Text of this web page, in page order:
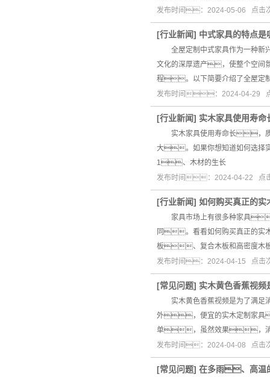
发布时间：2024-05-06 点
[行业新闻] 中式家具的特点是
全屋定制中式家具作为一种
文化的深厚遗产，使整个空间
程。以下简要介绍了全屋定
发布时间：2024-04-29
[行业新闻] 实木家具使用寿
实木家具使用寿命长，质
大。如果你想知道如何选
1、木材的生长
发布时间：2024-04-22 点
[行业新闻] 如何购买真正的
家具市场上有很多种家具
同。看看如何购买真正
板、复合木板和高密度
发布时间：2024-04-15 点击
[常见问题] 实木黄色香蕉视频
实木黄色香蕉视频是为了满
外，便宜的实木定制家具
单，虽然效果，消
发布时间：2024-04-08 点
[常见问题] 在多雨、高温